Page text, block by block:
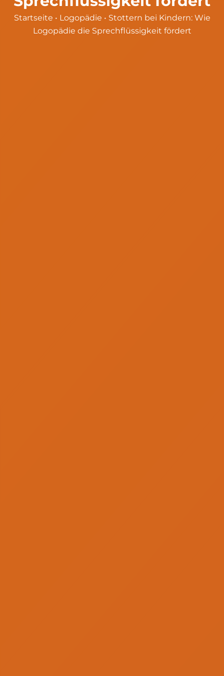
Startseite • Logopädie • Stottern bei Kindern: Wie
Logopädie die Sprechflüssigkeit fördert